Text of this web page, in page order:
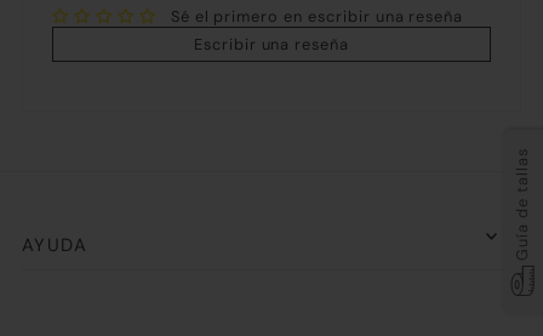
Sé el primero en escribir una reseña
Escribir una reseña
AYUDA Guía de tallas